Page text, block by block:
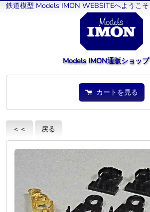
鉄道模型 Models IMON WEBSITEへようこそ
Models IMON通販ショップ
カートを見る
＜＜ 戻る